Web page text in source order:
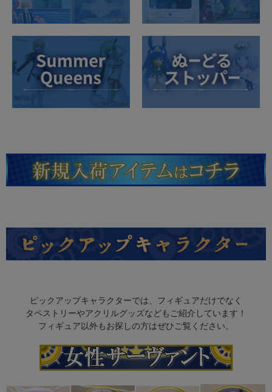
ピックアップキャラクターでは、フィギュアだけでなく
タペストリーやアクリルグッズなどもご紹介しています！
フィギュア以外もお探しの方はぜひご覧ください。